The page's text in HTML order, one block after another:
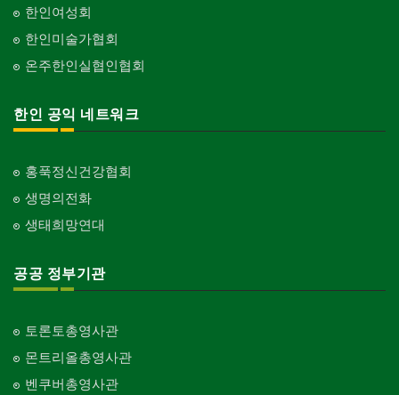
한인여성회
한인미술가협회
온주한인실협인협회
한인 공익 네트워크
홍푹정신건강협회
생명의전화
생태희망연대
공공 정부기관
토론토총영사관
몬트리올총영사관
벤쿠버총영사관